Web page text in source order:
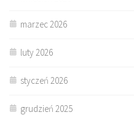
marzec 2026
luty 2026
styczeń 2026
grudzień 2025